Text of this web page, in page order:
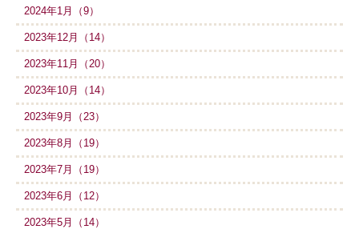
2024年1月（9）
2023年12月（14）
2023年11月（20）
2023年10月（14）
2023年9月（23）
2023年8月（19）
2023年7月（19）
2023年6月（12）
2023年5月（14）